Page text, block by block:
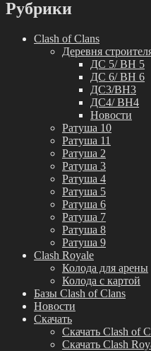
Рубрики
Clash of Clans
Деревня
ДС 5/ BH 5
ДС 6/ BH 6
ДС3/BH3
ДС4/ BH4
Новости
Ратуша 10
Ратуша 11
Ратуша 2
Ратуша 3
Ратуша 4
Ратуша 5
Ратуша 6
Ратуша 7
Ратуша 8
Ратуша 9
Clash Royale
Колода для арены
Колода с картой
Базы Clash of Clans
Новости
Скачать
Скачать Clash of
Скачать Clash